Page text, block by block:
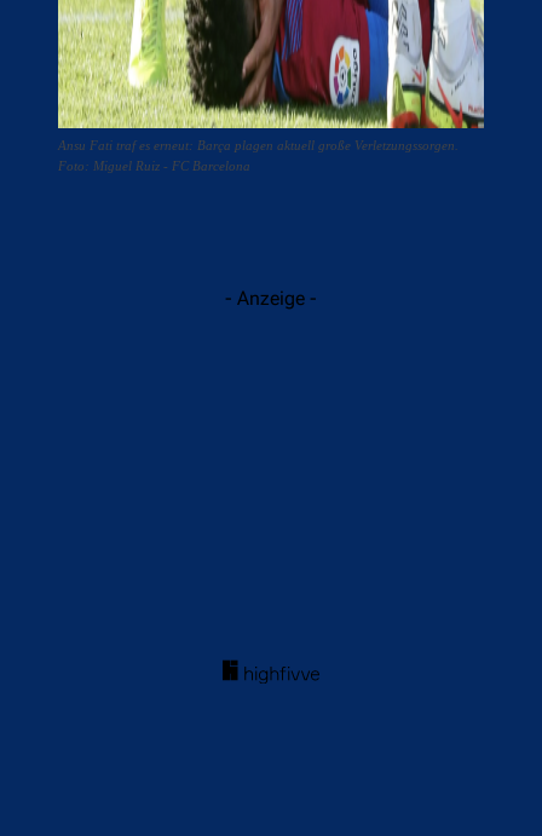
Ansu Fati traf es erneut: Barça plagen aktuell große Verletzungssorgen.
Foto: Miguel Ruiz - FC Barcelona
- Anzeige -